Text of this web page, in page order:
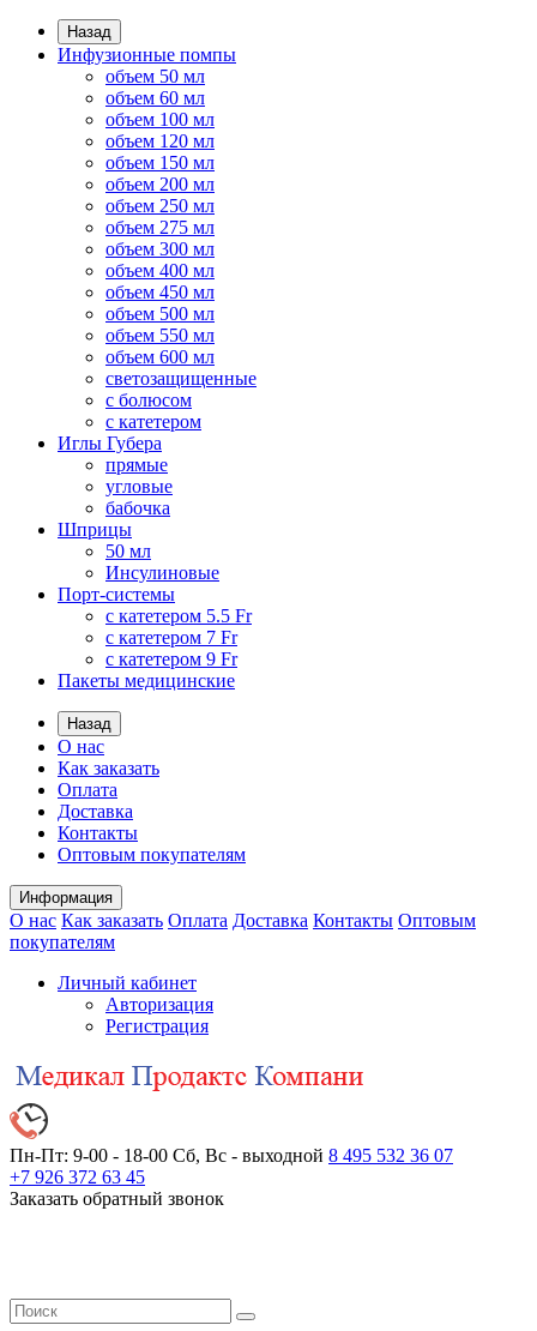
Назад
Инфузионные помпы
объем 50 мл
объем 60 мл
объем 100 мл
объем 120 мл
объем 150 мл
объем 200 мл
объем 250 мл
объем 275 мл
объем 300 мл
объем 400 мл
объем 450 мл
объем 500 мл
объем 550 мл
объем 600 мл
светозащищенные
с болюсом
с катетером
Иглы Губера
прямые
угловые
бабочка
Шприцы
50 мл
Инсулиновые
Порт-системы
с катетером 5.5 Fr
с катетером 7 Fr
с катетером 9 Fr
Пакеты медицинские
Назад
О нас
Как заказать
Оплата
Доставка
Контакты
Оптовым покупателям
Информация
О нас Как заказать Оплата Доставка Контакты Оптовым
покупателям
Личный кабинет
Авторизация
Регистрация
Пн-Пт: 9-00 - 18-00 Сб, Вс - выходной 8 495 532 36 07
+7 926 372 63 45
Заказать обратный звонок